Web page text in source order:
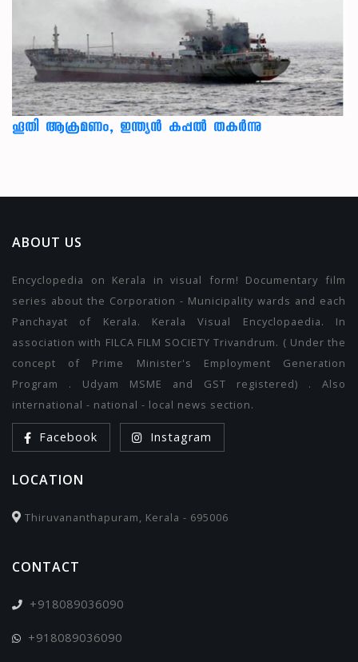
ഹൂതി ആക്രമണം, ഇന്ത്യൻ കപ്പൽ തകർന്നു
ABOUT US
Encyclopedia on Kerala in visual form! Documentary film
series about the Corporation - Municipality wards and each
Panchayat of Kerala. Kerala Visual Encyclopaedia. In
association with FILCA FILM SOCIETY Trivandrum. ( Under the
concept of Prime Minister's Employment Generation
Program . Udyam MSME and GST registered) . Also
international - national - local news section.
Facebook Instagram
LOCATION
Thiruvananthapuram, Kerala - 695006
CONTACT
+918089036090
+918089036090